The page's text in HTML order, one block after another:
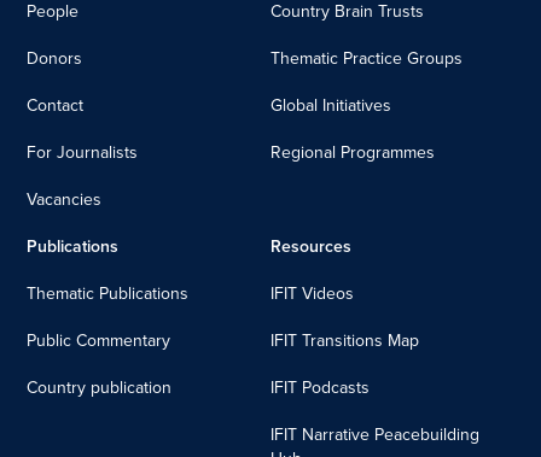
People
Donors
Contact
For Journalists
Vacancies
Country Brain Trusts
Thematic Practice Groups
Global Initiatives
Regional Programmes
Publications
Thematic Publications
Public Commentary
Country publication
Resources
IFIT Videos
IFIT Transitions Map
IFIT Podcasts
IFIT Narrative Peacebuilding